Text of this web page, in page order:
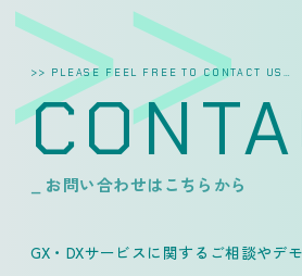
>> PLEASE FEEL FREE TO CONTACT US…
_ お問い合わせはこちらから
GX・DXサービスに関するご相談やデ